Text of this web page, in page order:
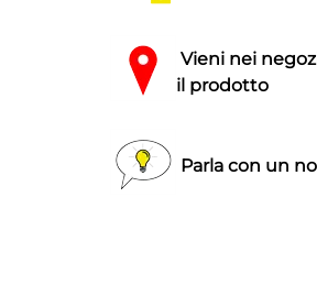
Vieni nei
il prodotto
Parla con un